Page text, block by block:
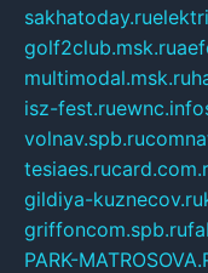
sakhatoday.ru
golf2club.msk.ru
multimodal.msk.ru
isz-fest.ruewnc.info
volnav.spb.ru
tesiaes.ru
gildiya-kuznecov.ru
griffoncom.spb.ru
PARK-